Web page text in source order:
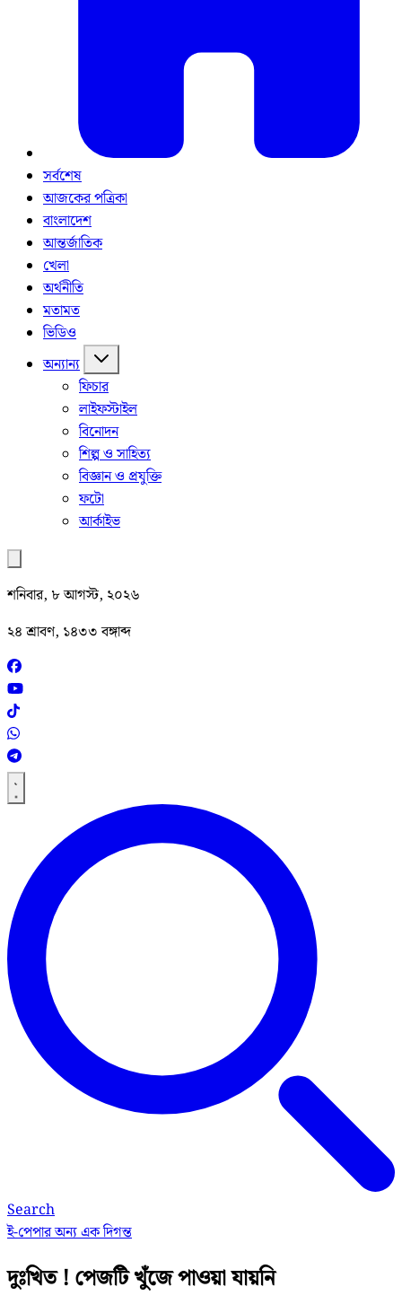
সর্বশেষ
আজকের পত্রিকা
বাংলাদেশ
আন্তর্জাতিক
খেলা
অর্থনীতি
মতামত
ভিডিও
অন্যান্য
ফিচার
লাইফস্টাইল
বিনোদন
শিল্প ও সাহিত্য
বিজ্ঞান ও প্রযুক্তি
ফটো
আর্কাইভ
শনিবার, ৮ আগস্ট, ২০২৬
২৪ শ্রাবণ, ১৪৩৩ বঙ্গাব্দ
Search
ই-পেপারঅন্য এক দিগন্ত
দুঃখিত ! পেজটি খুঁজে পাওয়া যায়নি